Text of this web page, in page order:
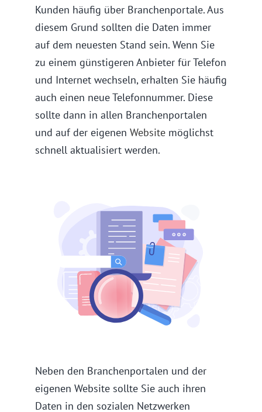
Kunden häufig über Branchenportale. Aus
diesem Grund sollten die Daten immer
auf dem neuesten Stand sein. Wenn Sie
zu einem günstigeren Anbieter für Telefon
und Internet wechseln, erhalten Sie häufig
auch einen neue Telefonnummer. Diese
sollte dann in allen Branchenportalen
und auf der eigenen Website möglichst
schnell aktualisiert werden.
Neben den Branchenportalen und der
eigenen Website sollte Sie auch ihren
Daten in den sozialen Netzwerken